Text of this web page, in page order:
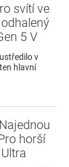
svítí ve
5 V
v
hlavní
horší